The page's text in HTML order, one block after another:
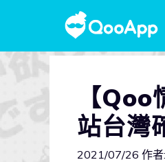
【
站台灣
2021/07/26 作者: